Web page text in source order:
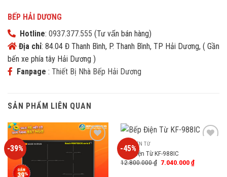
BẾP HẢI DƯƠNG
Hotline: 0937.377.555 (Tư vấn bán hàng)
Địa chỉ: 84.04 Đ Thanh Bình, P. Thanh Bình, TP Hải Dương, ( Gần
bến xe phía tây Hải Dương )
Fanpage : Thiết Bị Nhà Bếp Hải Dương
SẢN PHẨM LIÊN QUAN
-39% -45%
BẾP ĐIỆN TỪ
Bếp Điện Từ KF-988IC
12.800.000₫ 7.040.000₫